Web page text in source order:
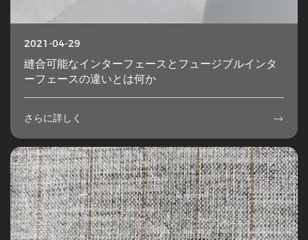
2021-04-29
縫合可能なインターフェースとフュージブルインタ
ーフェースの違いとは何か
さらに詳しく 